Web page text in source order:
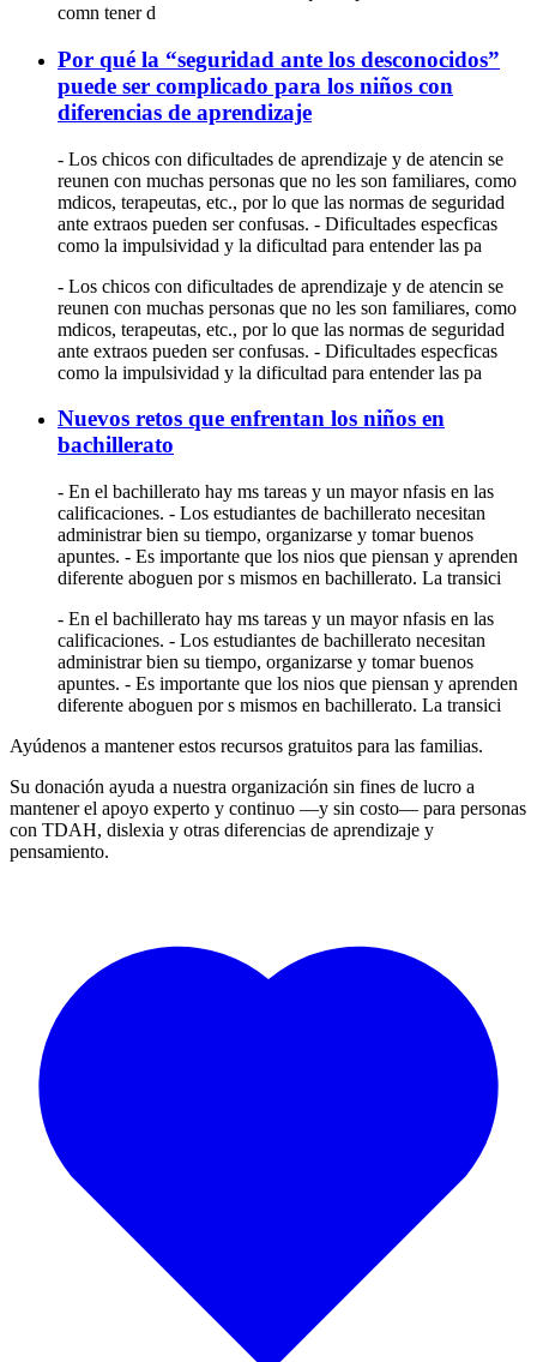
comn tener d
Por qué la “seguridad ante los desconocidos”
puede ser complicado para los niños con
diferencias de aprendizaje
- Los chicos con dificultades de aprendizaje y de atencin se
reunen con muchas personas que no les son familiares, como
mdicos, terapeutas, etc., por lo que las normas de seguridad
ante extraos pueden ser confusas. - Dificultades especficas
como la impulsividad y la dificultad para entender las pa
- Los chicos con dificultades de aprendizaje y de atencin se
reunen con muchas personas que no les son familiares, como
mdicos, terapeutas, etc., por lo que las normas de seguridad
ante extraos pueden ser confusas. - Dificultades especficas
como la impulsividad y la dificultad para entender las pa
Nuevos retos que enfrentan los niños en
bachillerato
- En el bachillerato hay ms tareas y un mayor nfasis en las
calificaciones. - Los estudiantes de bachillerato necesitan
administrar bien su tiempo, organizarse y tomar buenos
apuntes. - Es importante que los nios que piensan y aprenden
diferente aboguen por s mismos en bachillerato. La transici
- En el bachillerato hay ms tareas y un mayor nfasis en las
calificaciones. - Los estudiantes de bachillerato necesitan
administrar bien su tiempo, organizarse y tomar buenos
apuntes. - Es importante que los nios que piensan y aprenden
diferente aboguen por s mismos en bachillerato. La transici
Ayúdenos a mantener estos recursos gratuitos para las familias.
Su donación ayuda a nuestra organización sin fines de lucro a
mantener el apoyo experto y continuo —y sin costo— para personas
con TDAH, dislexia y otras diferencias de aprendizaje y
pensamiento.